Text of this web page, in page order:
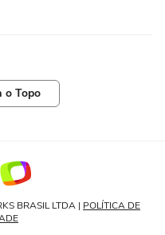
o Topo
BRASIL LTDA | POLÍTICA DE